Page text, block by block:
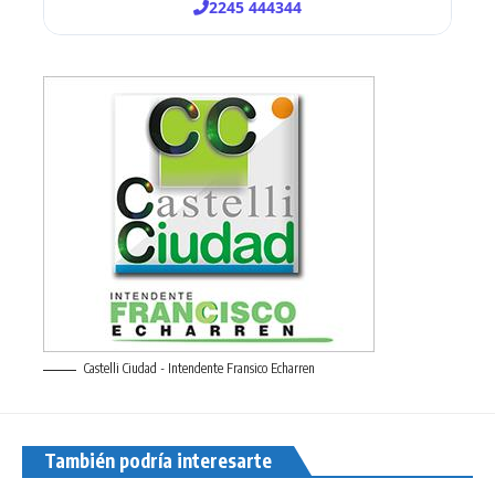
Castelli Ciudad - Intendente Fransico Echarren
También podría interesarte